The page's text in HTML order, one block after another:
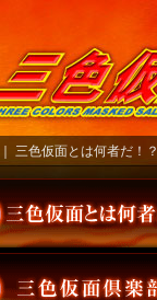
三色仮面とは何者だ！？